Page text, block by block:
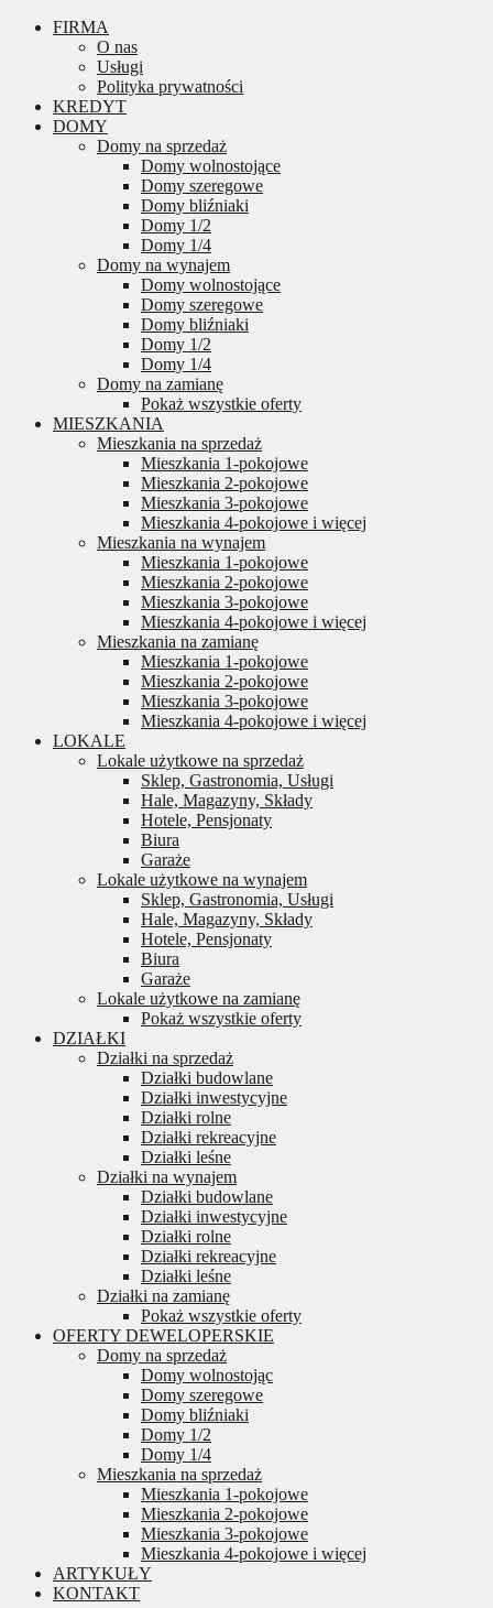
FIRMA
O nas
Usługi
Polityka prywatności
KREDYT
DOMY
Domy na sprzedaż
Domy wolnostojące
Domy szeregowe
Domy bliźniaki
Domy 1/2
Domy 1/4
Domy na wynajem
Domy wolnostojące
Domy szeregowe
Domy bliźniaki
Domy 1/2
Domy 1/4
Domy na zamianę
Pokaż wszystkie oferty
MIESZKANIA
Mieszkania na sprzedaż
Mieszkania 1-pokojowe
Mieszkania 2-pokojowe
Mieszkania 3-pokojowe
Mieszkania 4-pokojowe i więcej
Mieszkania na wynajem
Mieszkania 1-pokojowe
Mieszkania 2-pokojowe
Mieszkania 3-pokojowe
Mieszkania 4-pokojowe i więcej
Mieszkania na zamianę
Mieszkania 1-pokojowe
Mieszkania 2-pokojowe
Mieszkania 3-pokojowe
Mieszkania 4-pokojowe i więcej
LOKALE
Lokale użytkowe na sprzedaż
Sklep, Gastronomia, Usługi
Hale, Magazyny, Składy
Hotele, Pensjonaty
Biura
Garaże
Lokale użytkowe na wynajem
Sklep, Gastronomia, Usługi
Hale, Magazyny, Składy
Hotele, Pensjonaty
Biura
Garaże
Lokale użytkowe na zamianę
Pokaż wszystkie oferty
DZIAŁKI
Działki na sprzedaż
Działki budowlane
Działki inwestycyjne
Działki rolne
Działki rekreacyjne
Działki leśne
Działki na wynajem
Działki budowlane
Działki inwestycyjne
Działki rolne
Działki rekreacyjne
Działki leśne
Działki na zamianę
Pokaż wszystkie oferty
OFERTY DEWELOPERSKIE
Domy na sprzedaż
Domy wolnostojąc
Domy szeregowe
Domy bliźniaki
Domy 1/2
Domy 1/4
Mieszkania na sprzedaż
Mieszkania 1-pokojowe
Mieszkania 2-pokojowe
Mieszkania 3-pokojowe
Mieszkania 4-pokojowe i więcej
ARTYKUŁY
KONTAKT